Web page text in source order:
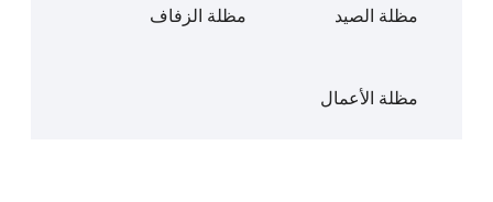
مظلة الصيد مظلة الزفاف
مظلة الأعمال